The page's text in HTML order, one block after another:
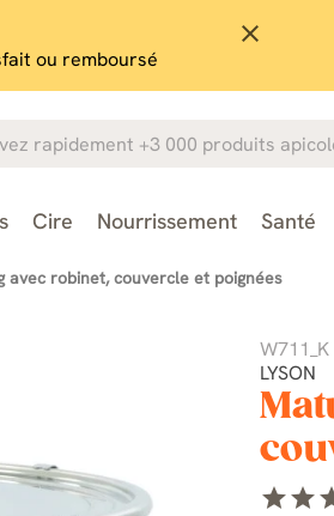
close
ou remboursé
Cire Nourrissement Santé
avec robinet, couvercle et poignées
W711_K
LYSON
starstar